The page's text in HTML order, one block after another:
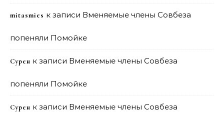
mitasmies к записи Вменяемые члены Совбеза
попеняли Помойке
Сурен к записи Вменяемые члены Совбеза
попеняли Помойке
Сурен к записи Вменяемые члены Совбеза